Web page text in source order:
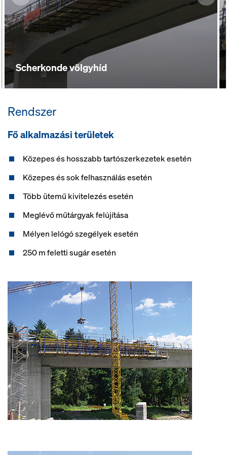
Scherkonde völgyhíd
Rendszer
Fő alkalmazási területek
Közepes és hosszabb tartószerkezetek esetén
Közepes és sok felhasználás esetén
Több ütemű kivitelezés esetén
Meglévő műtárgyak felújítása
Mélyen lelógó szegélyek esetén
250 m feletti sugár esetén